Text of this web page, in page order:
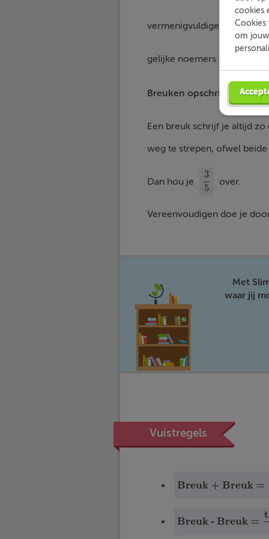
vermenigvuldigen de teller
gelijke noemers en kunnen
Breuken opschrijven
Een breuk schrijf je altijd
weg te strepen, ofwel
Dan hou je
3
5
35 over.
Vereenvoudigen doe je
Met
waar jij
Vuistregels
Breuk + Breuk =
Breuk + Breuk=
Breuk - Breuk =
Breuk - Breuk=teller
cookies
Cookies
om